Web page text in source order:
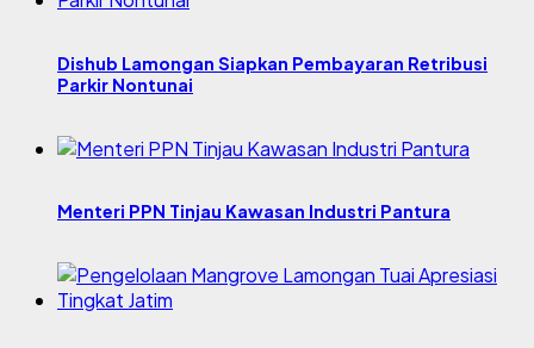
Dishub Lamongan Siapkan Pembayaran Retribusi
Parkir Nontunai
Menteri PPN Tinjau Kawasan Industri Pantura